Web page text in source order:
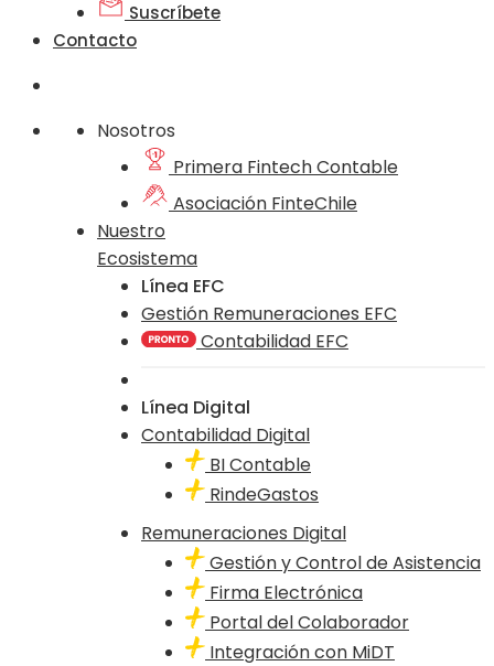
Suscríbete
Contacto
Nosotros
Primera Fintech Contable
Asociación FinteChile
Nuestro
Ecosistema
Línea EFC
Gestión Remuneraciones EFC
Contabilidad EFC
Línea Digital
Contabilidad Digital
BI Contable
RindeGastos
Remuneraciones Digital
Gestión y Control de Asistencia
Firma Electrónica
Portal del Colaborador
Integración con MiDT